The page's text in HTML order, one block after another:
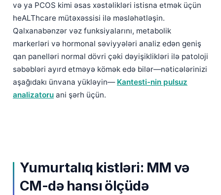
və ya PCOS kimi əsas xəstəlikləri istisna etmək üçün
heALThcare mütəxəssisi ilə məsləhətləşin.
Qalxanabənzər vəz funksiyalarını, metabolik
markerləri və hormonal səviyyələri analiz edən geniş
qan panelləri normal dövri çəki dəyişiklikləri ilə patoloji
səbəbləri ayırd etməyə kömək edə bilər—nəticələrinizi
aşağıdakı ünvana yükləyin— Kantesti-nin pulsuz
analizatoru ani şərh üçün.
Yumurtalıq kistləri: MM və
CM-də hansı ölçüdə
Հայերեն
Íslenska
日本語
Čeština
ქართული
Русский
Lietuvių kalba
Polski